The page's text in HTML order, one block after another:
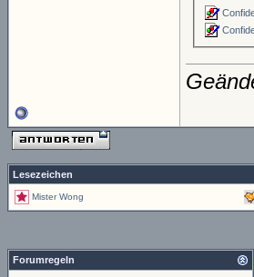
Lesezeichen
Mister Wong
Forumregeln